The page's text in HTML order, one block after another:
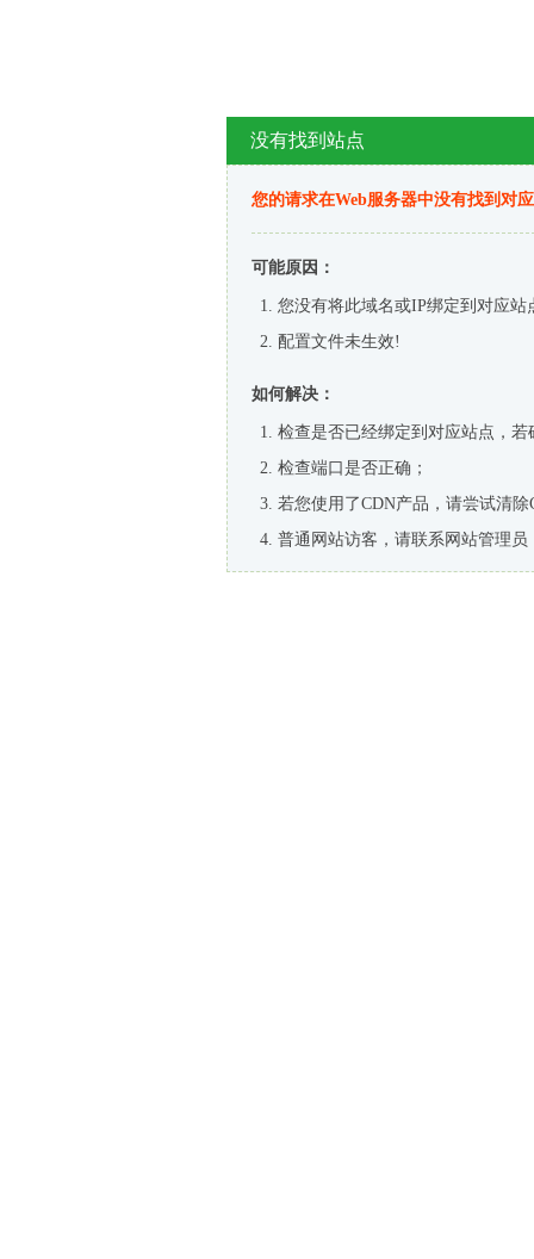
没有找到站点
您的请求在Web服务器中没有找到对
可能原因：
您没有将此域名或IP绑定到对应站
配置文件未生效!
如何解决：
检查是否已经绑定到对应站点，
检查端口是否正确；
若您使用了CDN产品，请尝试清除
普通网站访客，请联系网站管理员